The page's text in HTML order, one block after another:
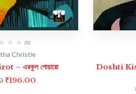
(0)
Christie
– এরকুল পোয়ারো
₹196.00
Doshti